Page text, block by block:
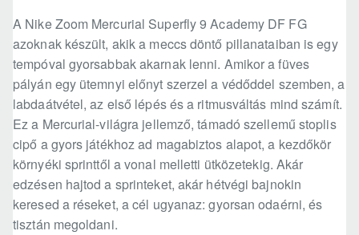
A Nike Zoom Mercurial Superfly 9 Academy DF FG
azoknak készült, akik a meccs döntő pillanataiban is egy
tempóval gyorsabbak akarnak lenni. Amikor a füves
pályán egy ütemnyi előnyt szerzel a védőddel szemben, a
labdaátvétel, az első lépés és a ritmusváltás mind számít.
Ez a Mercurial-világra jellemző, támadó szellemű stoplis
cipő a gyors játékhoz ad magabiztos alapot, a kezdőkör
környéki sprinttől a vonal melletti ütközetekig. Akár
edzésen hajtod a sprinteket, akár hétvégi bajnokin
keresed a réseket, a cél ugyanaz: gyorsan odaérni, és
tisztán megoldani.